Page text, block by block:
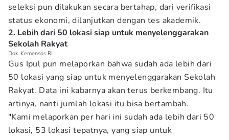
seleksi pun dilakukan secara bertahap, dari verifikasi
status ekonomi, dilanjutkan dengan tes akademik.
2. Lebih dari 50 lokasi siap untuk menyelenggarakan
Sekolah Rakyat
Dok. Kemensos RI
Gus Ipul pun melaporkan bahwa sudah ada lebih dari
50 lokasi yang siap untuk menyelenggarakan Sekolah
Rakyat. Data ini kabarnya akan terus berkembang. Itu
artinya, nanti jumlah lokasi itu bisa bertambah.
"Kami melaporkan per hari ini sudah ada lebih dari 50
lokasi, 53 lokasi tepatnya, yang siap untuk